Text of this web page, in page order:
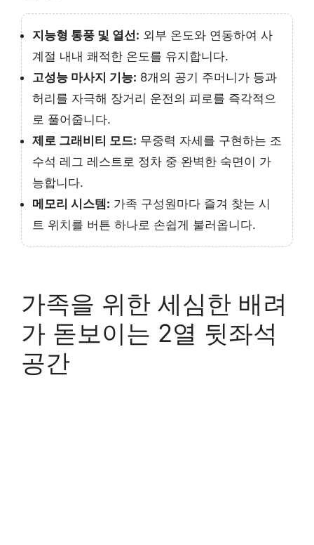
지능형 통풍 및 열선: 외부 온도와 연동하여 사
계절 내내 쾌적한 온도를 유지합니다.
고성능 마사지 기능: 8개의 공기 주머니가 등과
허리를 자극해 장거리 운전의 피로를 즉각적으
로 풀어줍니다.
제로 그래비티 모드: 무중력 자세를 구현하는 조
수석 레그 레스트로 정차 중 완벽한 숙면이 가
능합니다.
메모리 시스템: 가족 구성원마다 즐겨 찾는 시
트 위치를 버튼 하나로 손쉽게 불러옵니다.
가족을 위한 세심한 배려
가 돋보이는 2열 뒷좌석
공간